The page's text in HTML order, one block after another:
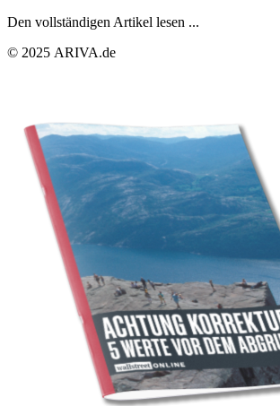
Den vollständigen Artikel lesen ...
© 2025 ARIVA.de